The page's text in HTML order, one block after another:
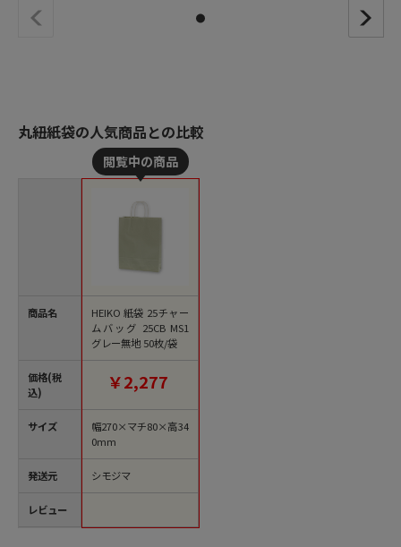
丸紐紙袋の人気商品との比較
商品名
価格(税
込)
サイズ
発送元
レビュー
HEIKO 紙袋 25チャー
ムバッグ 25CB MS1
グレー無地 50枚/袋
￥2,277
幅270×マチ80×高34
0mm
シモジマ